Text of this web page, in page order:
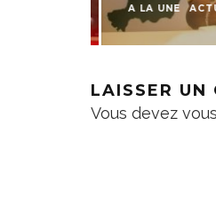
A LA UNE ACTU
LAISSER UN
Vous devez